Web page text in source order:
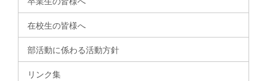
在校生の皆様へ
部活動に係わる活動方針
リンク集